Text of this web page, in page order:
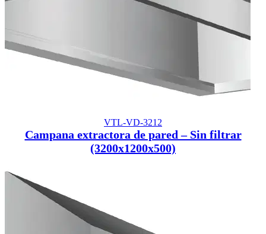
VTL-VD-3212
Campana extractora de pared – Sin filtrar
(3200x1200x500)